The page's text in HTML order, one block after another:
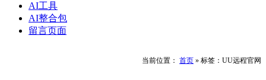
AI工具
AI整合包
留言页面
当前位置： 首页 » 标签：UU远程官网